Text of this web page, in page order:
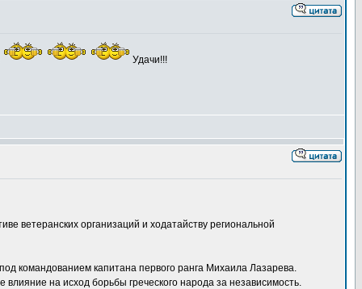
Удачи!!!
ветеранских организаций и ходатайству региональной
командованием капитана первого ранга Михаила Лазарева.
на исход борьбы греческого народа за независимость.